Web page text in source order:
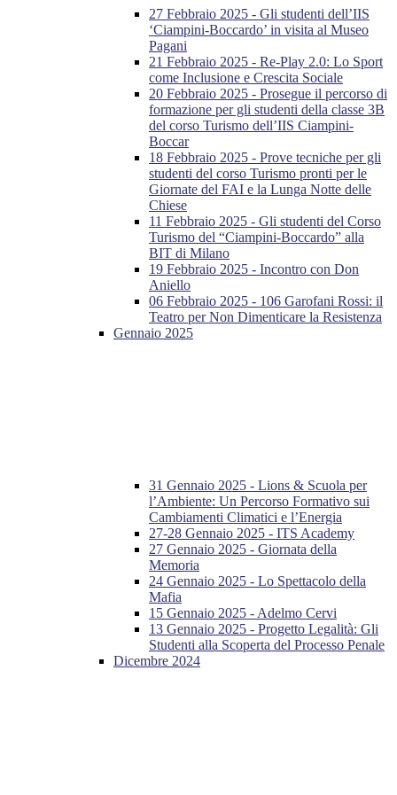
27 Febbraio 2025 - Gli studenti dell’IIS
‘Ciampini-Boccardo’ in visita al Museo
Pagani
21 Febbraio 2025 - Re-Play 2.0: Lo Sport
come Inclusione e Crescita Sociale
20 Febbraio 2025 - Prosegue il percorso di
formazione per gli studenti della classe 3B
del corso Turismo dell’IIS Ciampini-
Boccar
18 Febbraio 2025 - Prove tecniche per gli
studenti del corso Turismo pronti per le
Giornate del FAI e la Lunga Notte delle
Chiese
11 Febbraio 2025 - Gli studenti del Corso
Turismo del “Ciampini-Boccardo” alla
BIT di Milano
19 Febbraio 2025 - Incontro con Don
Aniello
06 Febbraio 2025 - 106 Garofani Rossi: il
Teatro per Non Dimenticare la Resistenza
Gennaio 2025
31 Gennaio 2025 - Lions & Scuola per
l’Ambiente: Un Percorso Formativo sui
Cambiamenti Climatici e l’Energia
27-28 Gennaio 2025 - ITS Academy
27 Gennaio 2025 - Giornata della
Memoria
24 Gennaio 2025 - Lo Spettacolo della
Mafia
15 Gennaio 2025 - Adelmo Cervi
13 Gennaio 2025 - Progetto Legalità: Gli
Studenti alla Scoperta del Processo Penale
Dicembre 2024